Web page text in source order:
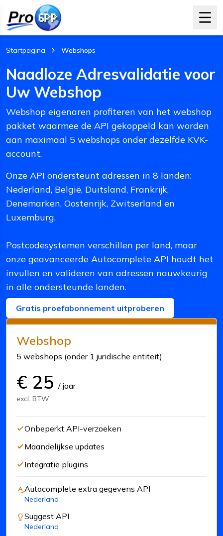
Startpagina Webshops
, current page
Naadloze Adresvalidatie voor
Uw Webshop
Webshop eigenaren profiteren van het webshop
pakket waarmee de API gekoppeld kan worden
aan maximaal 5 webshops onder dezelfde KVK-
account.
Onze API ondersteunt adressen in 8 landen:
Nederland, België, Duitsland, Frankrijk,
Denemarken, Oostenrijk, Zwitserland en
Luxemburg.
Postcodesystemen verschillen per land, maar
onze geavanceerde Autocomplete API houdt het
invullen en valideren van adressen nauwkeurig
in alle ondersteunde landen.
Gratis proefabonnement uitproberen
Webshop
5 webshops (onder 1 juridische entiteit)
€ 25 / jaar
excl. BTW
Onbeperkt API-verzoeken
Maandelijkse updates
Integratie plugins
Autocomplete extra gegevens API
Nederland
Suggest API
Nederland